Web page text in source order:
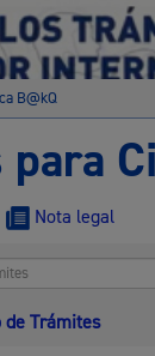
B@kQ
Nota legal
de Trámites